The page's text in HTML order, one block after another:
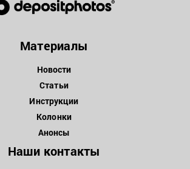
Материалы
Новости
Статьи
Инструкции
Колонки
Анонсы
Наши контакты